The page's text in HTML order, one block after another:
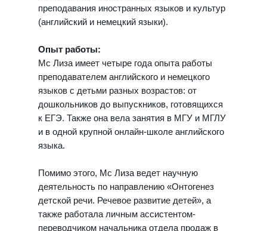
преподавания иностранных языков и культур
(английский и немецкий языки).
Опыт работы:
Мс Лиза имеет четыре года опыта работы
преподавателем английского и немецкого
языков с детьми разных возрастов: от
дошкольников до выпускников, готовящихся
к ЕГЭ. Также она вела занятия в МГУ и МГЛУ
и в одной крупной онлайн-школе английского
языка.
Помимо этого, Мс Лиза ведет научную
деятельность по направлению «Онтогенез
детской речи. Речевое развитие детей», а
также работала личным ассистентом-
переводчиком начальника отдела продаж в